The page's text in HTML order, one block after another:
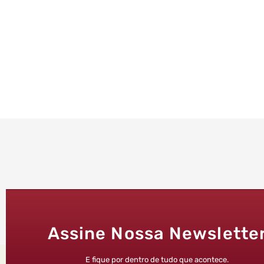
Assine Nossa
E fique por dentro de tudo que acontece.